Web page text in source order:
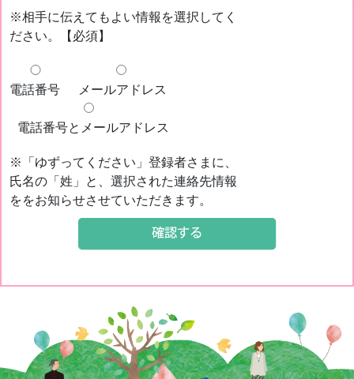
※相手に伝えてもよい情報を選択してく
ださい。【必須】
電話番号 メールアドレス
電話番号とメールアドレス
※「ゆずってください」登録者さまに、
氏名の「姓」と、選択された連絡先情報
ををお知らせさせていただきます。